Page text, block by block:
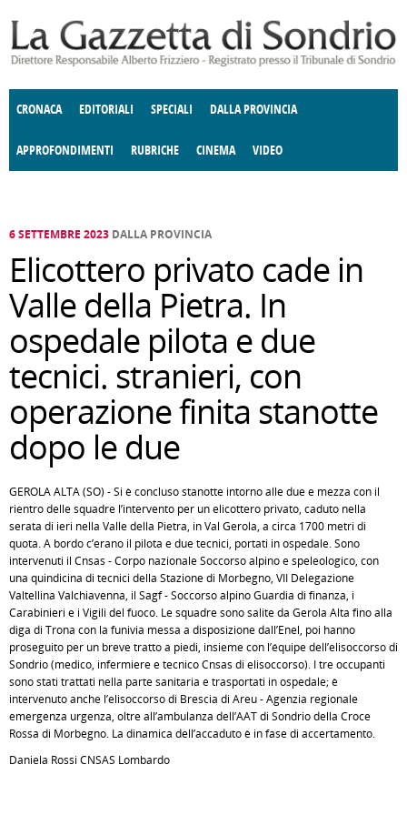
CRONACA EDITORIALI SPECIALI DALLA PROVINCIA
APPROFONDIMENTI
E SPETTACOLI POLITICA
RUBRICHE
DELLE IDEE FATTI DELLO SPIRITO CCCVA
CINEMA VIDEO
6 SETTEMBRE 2023 DALLA PROVINCIA
Elicottero privato cade in
Valle della Pietra. In
ospedale pilota e due
tecnici. stranieri, con
operazione finita stanotte
dopo le due
GEROLA ALTA (SO) - Si è concluso stanotte intorno alle due e mezza con il
rientro delle squadre l’intervento per un elicottero privato, caduto nella
serata di ieri nella Valle della Pietra, in Val Gerola, a circa 1700 metri di
quota. A bordo c’erano il pilota e due tecnici, portati in ospedale. Sono
intervenuti il Cnsas - Corpo nazionale Soccorso alpino e speleologico, con
una quindicina di tecnici della Stazione di Morbegno, VII Delegazione
Valtellina Valchiavenna, il Sagf - Soccorso alpino Guardia di finanza, i
Carabinieri e i Vigili del fuoco. Le squadre sono salite da Gerola Alta fino alla
diga di Trona con la funivia messa a disposizione dall’Enel, poi hanno
proseguito per un breve tratto a piedi, insieme con l’équipe dell’elisoccorso di
Sondrio (medico, infermiere e tecnico Cnsas di elisoccorso). I tre occupanti
sono stati trattati nella parte sanitaria e trasportati in ospedale; è
intervenuto anche l’elisoccorso di Brescia di Areu - Agenzia regionale
emergenza urgenza, oltre all’ambulanza dell’AAT di Sondrio della Croce
Rossa di Morbegno. La dinamica dell’accaduto è in fase di accertamento.
Daniela Rossi CNSAS Lombardo